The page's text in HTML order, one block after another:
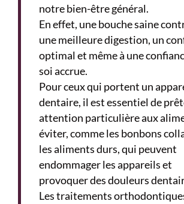
notre bien-être général.
En effet, une bouche saine
une meilleure digestion, un
optimal et même à une
soi accrue.
Pour ceux qui portent un
dentaire, il est essentiel de
attention particulière aux
éviter, comme les bonbons
les aliments durs, qui peuvent
endommager les appareils et
provoquer des douleurs
Les traitements